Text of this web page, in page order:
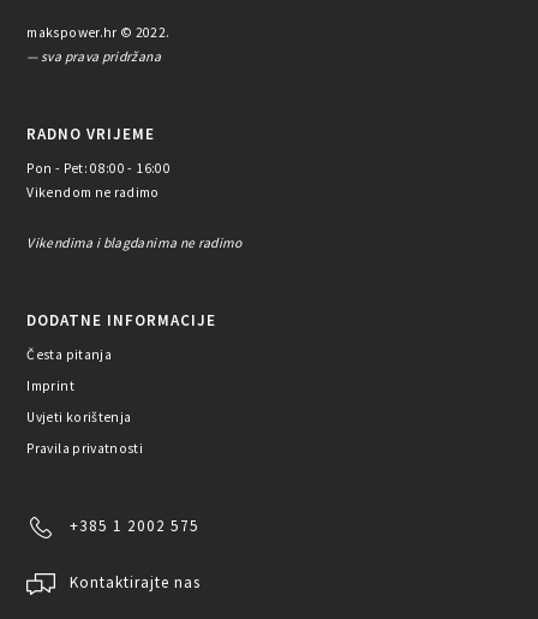
makspower.hr © 2022.
— sva prava pridržana
RADNO VRIJEME
Pon - Pet: 08:00 - 16:00
Vikendom ne radimo
Vikendima i blagdanima ne radimo
DODATNE INFORMACIJE
Česta pitanja
Imprint
Uvjeti korištenja
Pravila privatnosti
+385 1 2002 575
Kontaktirajte nas